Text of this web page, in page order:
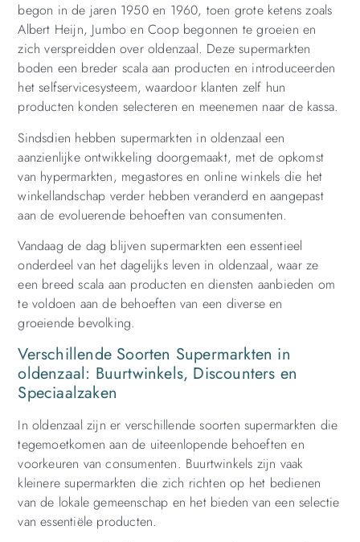
begon in de jaren 1950 en 1960, toen grote ketens zoals
Albert Heijn, Jumbo en Coop begonnen te groeien en
zich verspreidden over oldenzaal. Deze supermarkten
boden een breder scala aan producten en introduceerden
het selfservicesysteem, waardoor klanten zelf hun
producten konden selecteren en meenemen naar de kassa.
Sindsdien hebben supermarkten in oldenzaal een
aanzienlijke ontwikkeling doorgemaakt, met de opkomst
van hypermarkten, megastores en online winkels die het
winkellandschap verder hebben veranderd en aangepast
aan de evoluerende behoeften van consumenten.
Vandaag de dag blijven supermarkten een essentieel
onderdeel van het dagelijks leven in oldenzaal, waar ze
een breed scala aan producten en diensten aanbieden om
te voldoen aan de behoeften van een diverse en
groeiende bevolking.
Verschillende Soorten Supermarkten in
oldenzaal: Buurtwinkels, Discounters en
Speciaalzaken
In oldenzaal zijn er verschillende soorten supermarkten die
tegemoetkomen aan de uiteenlopende behoeften en
voorkeuren van consumenten. Buurtwinkels zijn vaak
kleinere supermarkten die zich richten op het bedienen
van de lokale gemeenschap en het bieden van een selectie
van essentiële producten.